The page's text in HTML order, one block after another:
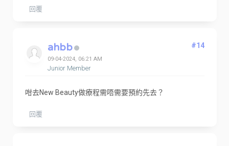
回覆
ahbb
09-04-2024, 06:21 AM
Junior Member
#14
咁去New Beauty做療程需唔需要預約先去？
回覆